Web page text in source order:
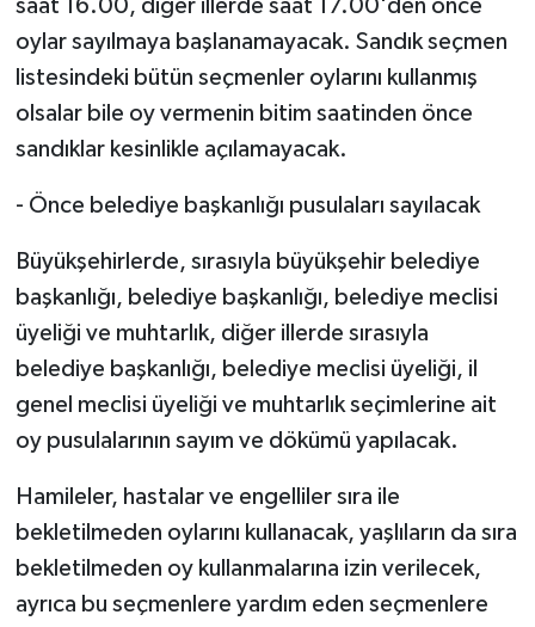
saat 16.00, diğer illerde saat 17.00'den önce
oylar sayılmaya başlanamayacak. Sandık seçmen
listesindeki bütün seçmenler oylarını kullanmış
olsalar bile oy vermenin bitim saatinden önce
sandıklar kesinlikle açılamayacak.
- Önce belediye başkanlığı pusulaları sayılacak
Büyükşehirlerde, sırasıyla büyükşehir belediye
başkanlığı, belediye başkanlığı, belediye meclisi
üyeliği ve muhtarlık, diğer illerde sırasıyla
belediye başkanlığı, belediye meclisi üyeliği, il
genel meclisi üyeliği ve muhtarlık seçimlerine ait
oy pusulalarının sayım ve dökümü yapılacak.
Hamileler, hastalar ve engelliler sıra ile
bekletilmeden oylarını kullanacak, yaşlıların da sıra
bekletilmeden oy kullanmalarına izin verilecek,
ayrıca bu seçmenlere yardım eden seçmenlere